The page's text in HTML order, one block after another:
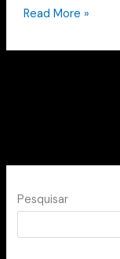
Read More »
Pesquisar